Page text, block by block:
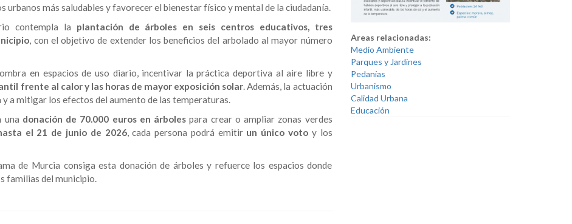
urbanos más saludables y favorecer el bienestar físico y mental de la ciudadanía.
contempla la plantación de árboles en seis centros educativos, tres
, con el objetivo de extender los beneficios del arbolado al mayor número
en espacios de uso diario, incentivar la práctica deportiva al aire libre y
frente al calor y las horas de mayor exposición solar. Además, la actuación
a mitigar los efectos del aumento de las temperaturas.
una donación de 70.000 euros en árboles para crear o ampliar zonas verdes
el 21 de junio de 2026, cada persona podrá emitir un único votoy los
de Murcia consiga esta donación de árboles y refuerce los espacios donde
familias del municipio.
Areas relacionadas:
Medio Ambiente
Parques y Jardines
Pedanías
Urbanismo
Calidad Urbana
Educación